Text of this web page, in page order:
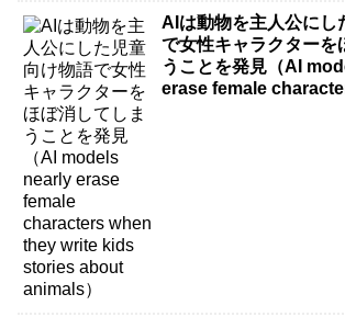
AIは動物を主人公にし
で女性キャラクターを
うことを発見（AI
erase female